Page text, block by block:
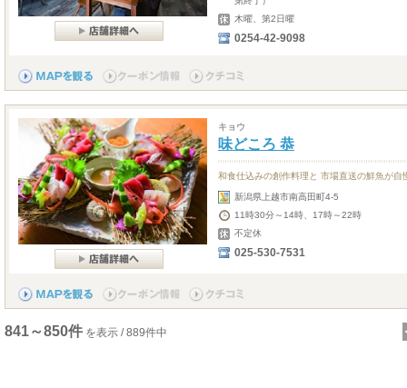
木曜、第2日曜
0254-42-9098
キョウ
味どころ 恭
和食仕込みの創作料理と 市場直送の鮮魚が自
新潟県上越市南高田町4-5
11時30分～14時、17時～22時
不定休
025-530-7531
841～850件 を表示 / 889件中